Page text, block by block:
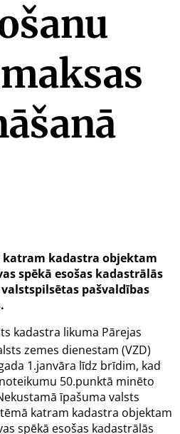
katram kadastra objektam
spēkā esošas kadastrālās
pašvaldības
kadastra likuma Pārejas
zemes dienestam (VZD)
1.janvāra līdz brīdim, kad
50.punktā minēto
īpašuma valsts
katram kadastra objektam
spēkā esošas kadastrālās